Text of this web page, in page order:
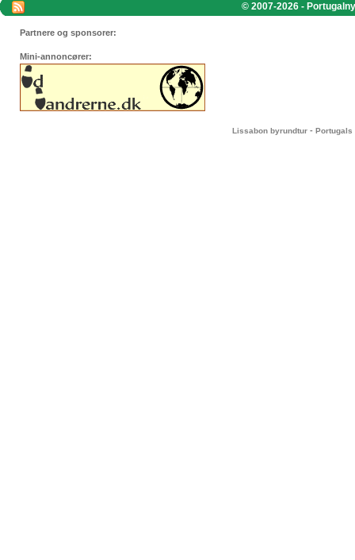
© 2007-2026 -
Partnere og sponsorer:
Mini-annoncører:
Lissabon byrundtur - Portugals